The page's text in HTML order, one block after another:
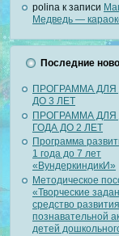
polina к записи
Медведь —
Последние
ПРОГРАММА ДЛЯ
ДО 3 ЛЕТ
ПРОГРАММА ДЛЯ
ГОДА ДО 2 ЛЕТ
Программа
1 года до 7 лет
«ВундеркиндикИ»
Методическое
«Творческие
средство развития
познавательной
детей